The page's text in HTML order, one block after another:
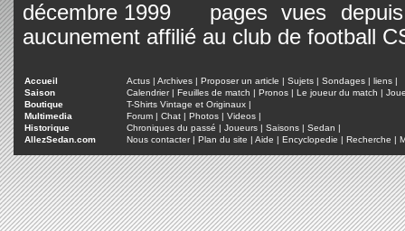
pages vues
aucunement affilié au club de football
Accueil Actus | Archives | Proposer un article | Sujets | Sondages | liens |
Saison
Calendrier| Feuilles de match | Pronos | Le joueur du match |
Boutique
T-Shirts Vintage et Originaux |
Multimedia
Forum | Chat | Photos | Videos |
Historique
Chroniques du passé | Joueurs | Saisons | Sedan |
AllezSedan.com
Nous contacter| Plan du site | Aide | Encyclopedie | Recherche |